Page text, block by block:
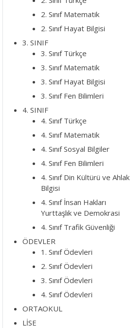
2. Sınıf Matematik
2. Sınıf Hayat Bilgisi
3. SINIF
3. Sınıf Türkçe
3. Sınıf Matematik
3. Sınıf Hayat Bilgisi
3. Sınıf Fen Bilimleri
4. SINIF
4. Sınıf Türkçe
4. Sınıf Matematik
4. Sınıf Sosyal Bilgiler
4. Sınıf Fen Bilimleri
4. Sınıf Din Kültürü ve Ahlak
Bilgisi
4. Sınıf İnsan Hakları
Yurttaşlık ve Demokrasi
4. Sınıf Trafik Güvenliği
ÖDEVLER
1. Sınıf Ödevleri
2. Sınıf Ödevleri
3. Sınıf Ödevleri
4. Sınıf Ödevleri
ORTAOKUL
LİSE